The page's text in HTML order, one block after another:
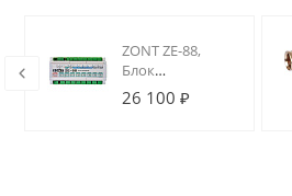
ZONT ZE-88,
Блок
расширения
для
26 100 ₽